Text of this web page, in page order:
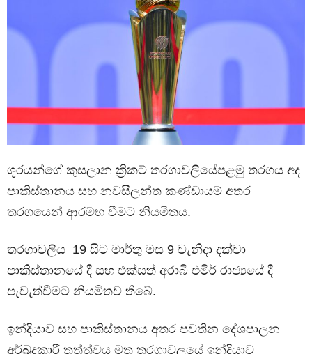
ශූරයන්ගේ කුසලාන ක්‍රිකට් තරගාවලියේපළමු තරගය අද
පාකිස්තානය සහ නවසීලන්ත කණ්ඩායම් අතර
තරගයෙන් ආරම්භ වීමට නියමිතය.
තරගාවලිය 19 සිට මාර්තු මස 9 වැනිදා දක්වා
පාකිස්තානයේ දී සහ එක්සත් අරාබි එමීර් රාජ්‍යයේ දී
පැවැත්වීමට නියමිතව තිබේ.
ඉන්දියාව සහ පාකිස්තානය අතර පවතින දේශපාලන
අර්බුදකාරී තත්ත්වය මත තරගාවලයේ ඉන්දියාව